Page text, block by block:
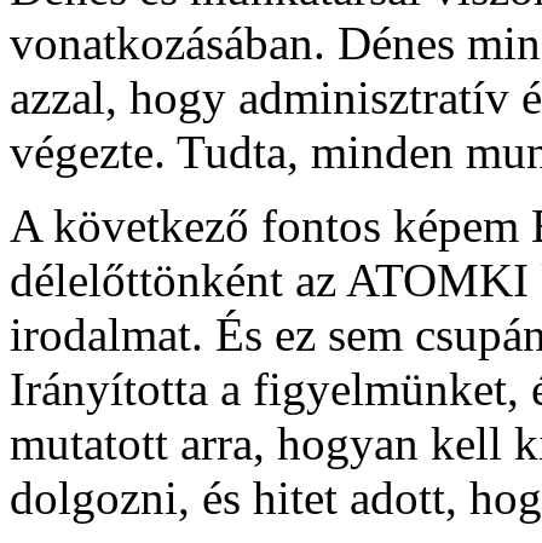
vonatkozásában. Dénes
azzal, hogy adminisztratív
végezte. Tudta, minden
A következő fontos képem
délelőttönként az
irodalmat. És ez sem
Irányította a figyelmünket,
mutatott arra, hogyan kell
dolgozni, és hitet adott,